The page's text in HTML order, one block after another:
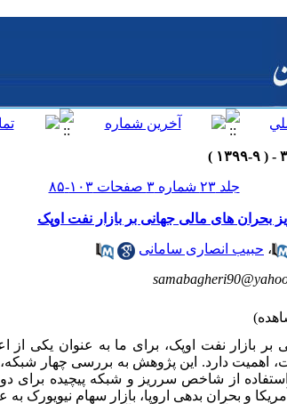
جلد ۲۳ شماره ۳ صفحات ۱۰۳-۸۵
بحران های مالی جهانی بر بازار نفت اوپک
، حبیب انصاری سامانی
بر بازار نفت اوپک، برای ما به عنوان یکی
اهمیت دارد. این پژوهش به بررسی چهار شبکه،
و بحران بدهی اروپا، بازار سهام نیویورک